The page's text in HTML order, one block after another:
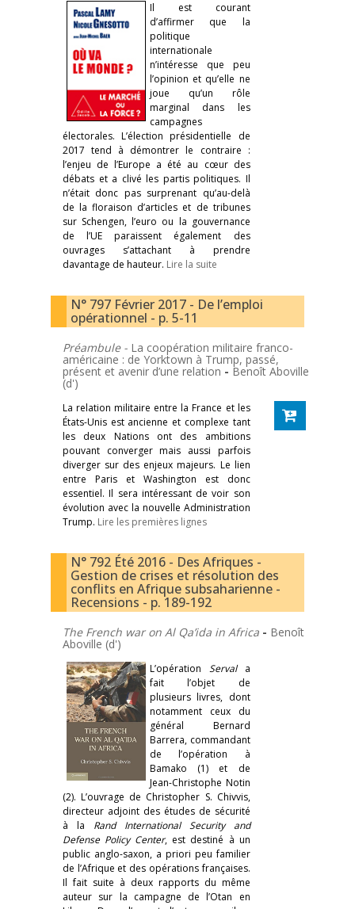
Il est courant
d’affirmer que la
politique
internationale
n’intéresse que peu
l’opinion et qu’elle ne
joue qu’un rôle
marginal dans les
campagnes
électorales. L’élection présidentielle de
2017 tend à démontrer le contraire :
l’enjeu de l’Europe a été au cœur des
débats et a clivé les partis politiques. Il
n’était donc pas surprenant qu’au-delà
de la floraison d’articles et de tribunes
sur Schengen, l’euro ou la gouvernance
de l’UE paraissent également des
ouvrages s’attachant à prendre
davantage de hauteur. Lire la suite
N° 797 Février 2017 - De l’emploi
opérationnel - p. 5-11
Préambule - La coopération militaire franco-
américaine : de Yorktown à Trump, passé,
présent et avenir d’une relation - Benoît Aboville
(d')
La relation militaire entre la France et les
États-Unis est ancienne et complexe tant
les deux Nations ont des ambitions
pouvant converger mais aussi parfois
diverger sur des enjeux majeurs. Le lien
entre Paris et Washington est donc
essentiel. Il sera intéressant de voir son
évolution avec la nouvelle Administration
Trump. Lire les premières lignes
N° 792 Été 2016 - Des Afriques -
Gestion de crises et résolution des
conflits en Afrique subsaharienne -
Recensions - p. 189-192
The French war on Al Qa’ida in Africa - Benoît
Aboville (d')
L’opération Serval a
fait l’objet de
plusieurs livres, dont
notamment ceux du
général Bernard
Barrera, commandant
de l’opération à
Bamako (1) et de
Jean-Christophe Notin
(2). L’ouvrage de Christopher S. Chivvis,
directeur adjoint des études de sécurité
à la Rand International Security and
Defense Policy Center, est destiné à un
public anglo-saxon, a priori peu familier
de l’Afrique et des opérations françaises.
Il fait suite à deux rapports du même
auteur sur la campagne de l’Otan en